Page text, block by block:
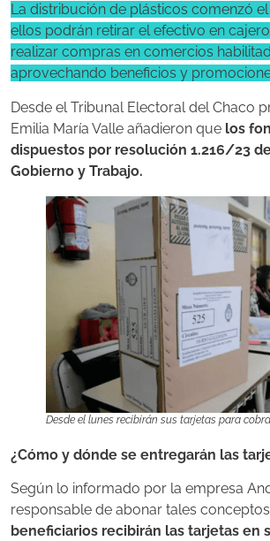
La distribución de plásticos comenzó
ellos podrán retirar el efectivo en
realizar compras en comercios
aprovechando beneficios y
Desde el Tribunal Electoral del Chaco
Emilia María Valle añadieron que los
dispuestos por resolución 1.216/23
Gobierno y Trabajo.
Desde el lunes recibirán sus tarjetas para
¿Cómo y dónde se entregarán las
Según lo informado por la empresa
responsable de abonar tales
beneficiarios recibirán las tarjetas en